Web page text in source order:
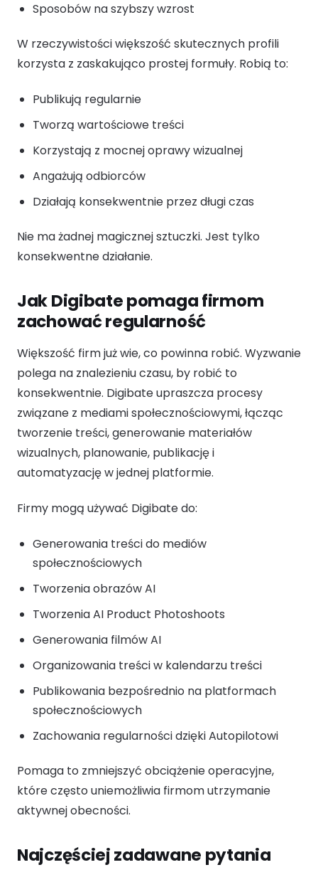
Sposobów na szybszy wzrost
W rzeczywistości większość skutecznych profili
korzysta z zaskakująco prostej formuły. Robią to:
Publikują regularnie
Tworzą wartościowe treści
Korzystają z mocnej oprawy wizualnej
Angażują odbiorców
Działają konsekwentnie przez długi czas
Nie ma żadnej magicznej sztuczki. Jest tylko
konsekwentne działanie.
Jak Digibate pomaga firmom
zachować regularność
Większość firm już wie, co powinna robić. Wyzwanie
polega na znalezieniu czasu, by robić to
konsekwentnie. Digibate upraszcza procesy
związane z mediami społecznościowymi, łącząc
tworzenie treści, generowanie materiałów
wizualnych, planowanie, publikację i
automatyzację w jednej platformie.
Firmy mogą używać Digibate do:
Generowania treści do mediów
społecznościowych
Tworzenia obrazów AI
Tworzenia AI Product Photoshoots
Generowania filmów AI
Organizowania treści w kalendarzu treści
Publikowania bezpośrednio na platformach
społecznościowych
Zachowania regularności dzięki Autopilotowi
Pomaga to zmniejszyć obciążenie operacyjne,
które często uniemożliwia firmom utrzymanie
aktywnej obecności.
Najczęściej zadawane pytania